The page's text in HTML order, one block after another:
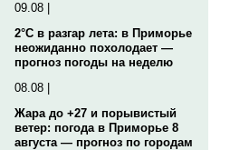
09.08 |
2°C в разгар лета: в Приморье
неожиданно похолодает —
прогноз погоды на неделю
08.08 |
Жара до +27 и порывистый
ветер: погода в Приморье 8
августа — прогноз по городам